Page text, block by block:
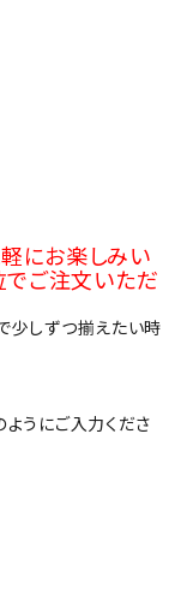
軽にお楽しみい
ご注文いただ
少しずつ揃えたい時
うにご入力くださ